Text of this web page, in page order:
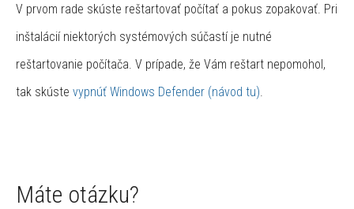
V prvom rade skúste reštartovať počítať a pokus zopakovať. Pri
inštalácií niektorých systémových súčastí je nutné
reštartovanie počítača. V prípade, že Vám reštart nepomohol,
tak skúste vypnúť Windows Defender (návod tu).
Máte otázku?